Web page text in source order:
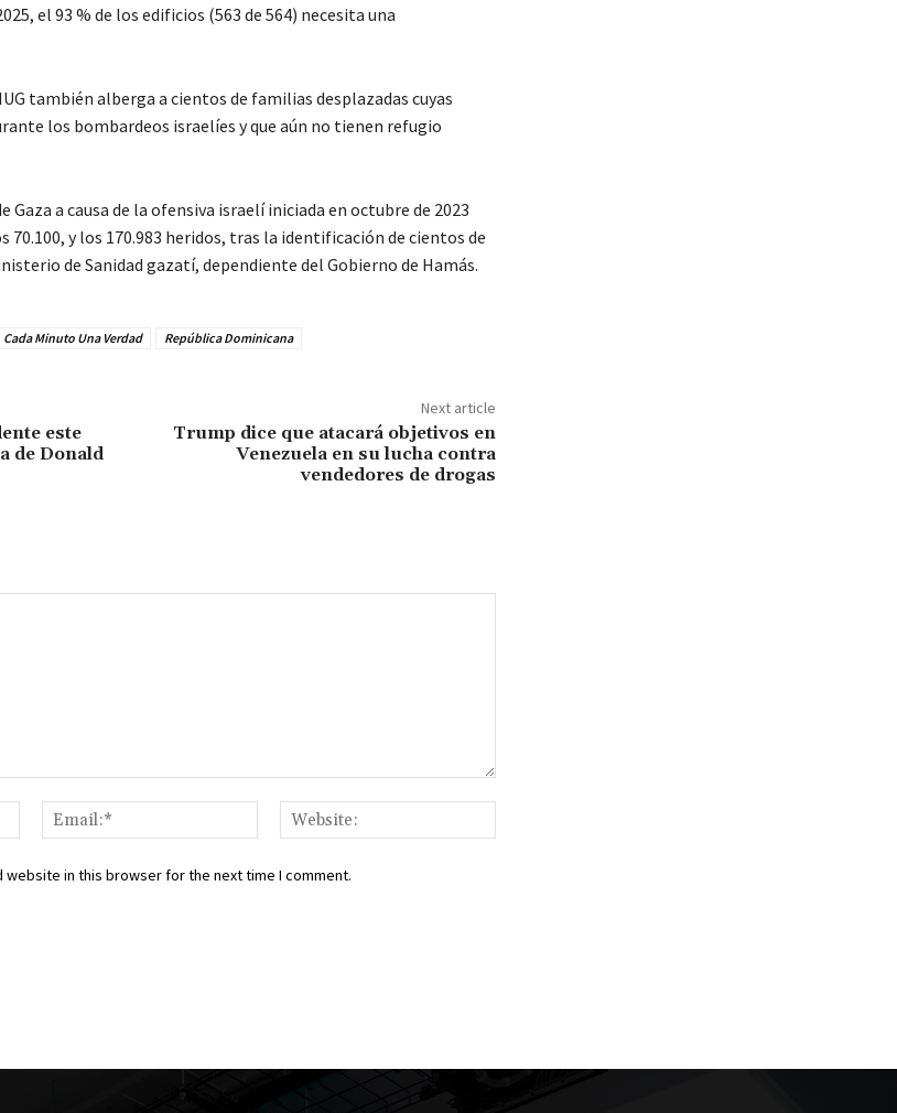
el 93 % de los edificios (563 de 564) necesita una
también alberga a cientos de familias desplazadas cuyas
los bombardeos israelíes y que aún no tienen refugio
Gaza a causa de la ofensiva israelí iniciada en octubre de 2023
70.100, y los 170.983 heridos, tras la identificación de cientos de
de Sanidad gazatí, dependiente del Gobierno de Hamás.
Cada Minuto Una Verdad República Dominicana
este
de Donald
Next article
Trump dice que atacará objetivos en
Venezuela en su lucha contra
vendedores de drogas
Name:*
Email:*
website in this browser for the next time I comment.